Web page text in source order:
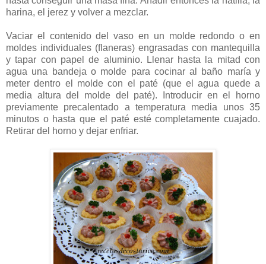
harina, el jerez y volver a mezclar.
Vaciar el contenido del vaso en un molde redondo o en
moldes individuales (flaneras) engrasadas con mantequilla
y tapar con papel de aluminio. Llenar hasta la mitad con
agua una bandeja o molde para cocinar al baño maría y
meter dentro el molde con el paté (que el agua quede a
media altura del molde del paté). Introducir en el horno
previamente precalentado a temperatura media unos 35
minutos o hasta que el paté esté completamente cuajado.
Retirar del horno y dejar enfriar.